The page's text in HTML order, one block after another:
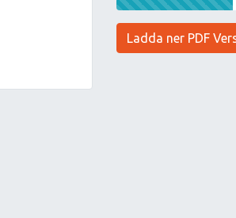
Ladda ner PDF